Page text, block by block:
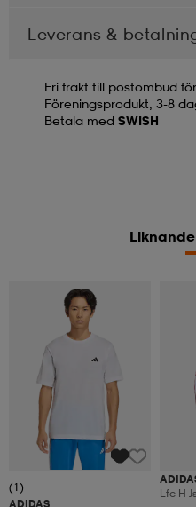
Leverans &
Fri frakt till postombud
Föreningsprodukt, 3-8
Betala med SWISH
(1)
ADIDAS
Lfc H